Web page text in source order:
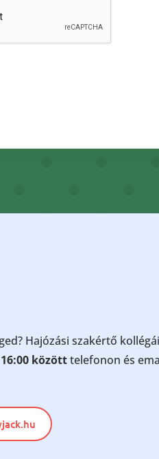
Hajózási szakértő
16:00 közötttelefonon és